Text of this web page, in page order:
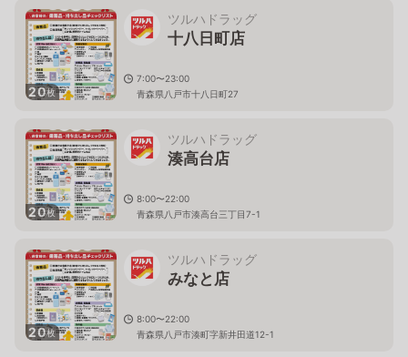
20枚
ツルハドラッグ
十八日町店
7:00〜23:00
青森県八戸市十八日町27
20枚
ツルハドラッグ
湊高台店
8:00〜22:00
青森県八戸市湊高台三丁目7-1
20枚
ツルハドラッグ
みなと店
8:00〜22:00
青森県八戸市湊町字新井田道12-1